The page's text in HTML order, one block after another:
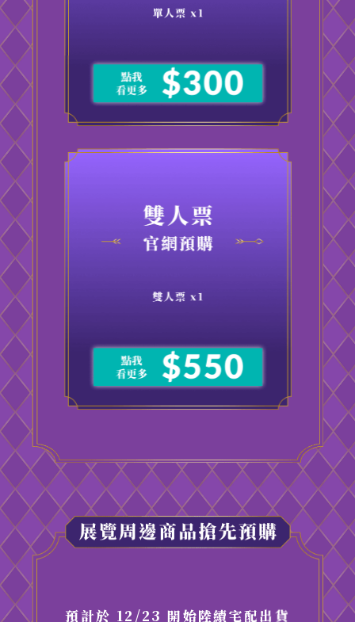
預計於 12/23 開始陸續宅配出貨